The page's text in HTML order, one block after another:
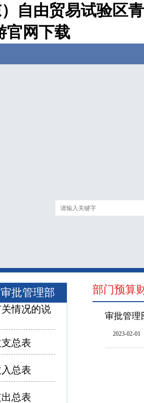
自由贸易试验区青
官网下载
批管理部
情况的说
总表
总表
总表
部门预算
审批管理
2023-02-01